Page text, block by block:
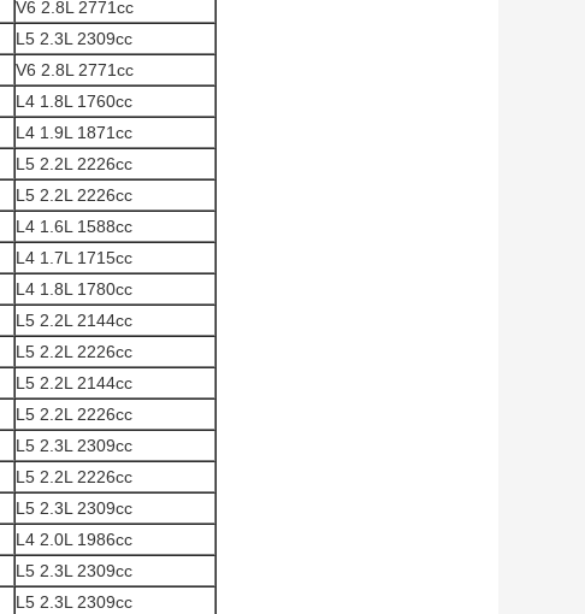
V6 2.8L 2771cc
L5 2.3L 2309cc
V6 2.8L 2771cc
L4 1.8L 1760cc
L4 1.9L 1871cc
L5 2.2L 2226cc
L5 2.2L 2226cc
L4 1.6L 1588cc
L4 1.7L 1715cc
L4 1.8L 1780cc
L5 2.2L 2144cc
L5 2.2L 2226cc
L5 2.2L 2144cc
L5 2.2L 2226cc
L5 2.3L 2309cc
L5 2.2L 2226cc
L5 2.3L 2309cc
L4 2.0L 1986cc
L5 2.3L 2309cc
L5 2.3L 2309cc